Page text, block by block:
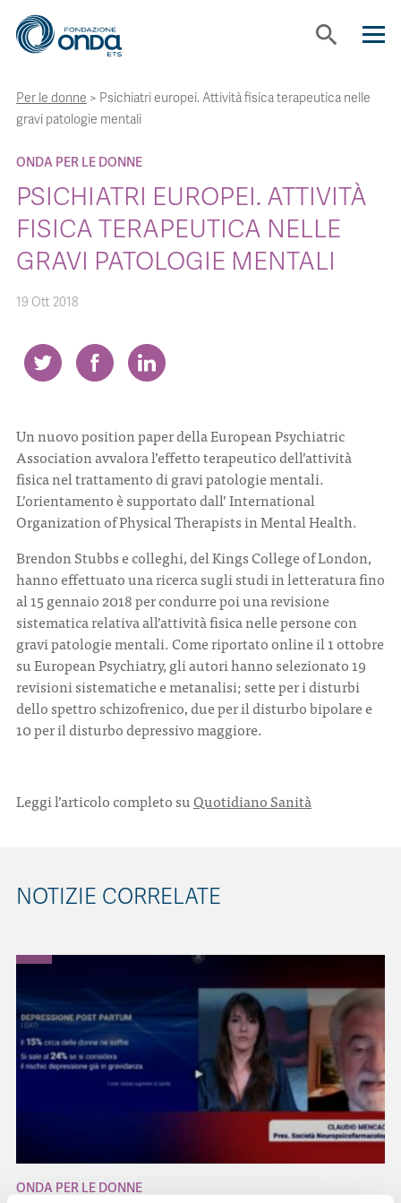
search
CHI SIAMO
CON CHI LAVORIAMO
STRUMENTI
CONTATTI
ITA ENG
Per le donne > Psichiatri europei. Attività fisica terapeutica nelle
gravi patologie mentali
ONDA PER LE DONNE
PSICHIATRI EUROPEI. ATTIVITÀ
FISICA TERAPEUTICA NELLE
GRAVI PATOLOGIE MENTALI
19 Ott 2018
Un nuovo position paper della European Psychiatric
Association avvalora l’effetto terapeutico dell’attività
fisica nel trattamento di gravi patologie mentali.
L’orientamento è supportato dall’ International
Organization of Physical Therapists in Mental Health.
Brendon Stubbs e colleghi, del Kings College of London,
hanno effettuato una ricerca sugli studi in letteratura fino
al 15 gennaio 2018 per condurre poi una revisione
sistematica relativa all’attività fisica nelle persone con
gravi patologie mentali. Come riportato online il 1 ottobre
su European Psychiatry, gli autori hanno selezionato 19
revisioni sistematiche e metanalisi; sette per i disturbi
dello spettro schizofrenico, due per il disturbo bipolare e
10 per il disturbo depressivo maggiore.
Leggi l’articolo completo suQuotidiano Sanità
NOTIZIE CORRELATE
ONDA PER LE DONNE